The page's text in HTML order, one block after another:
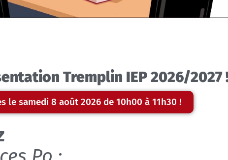
Tremplin IEP 2026/2027
samedi 8 août 2026 de 10h00 à 11h30 !